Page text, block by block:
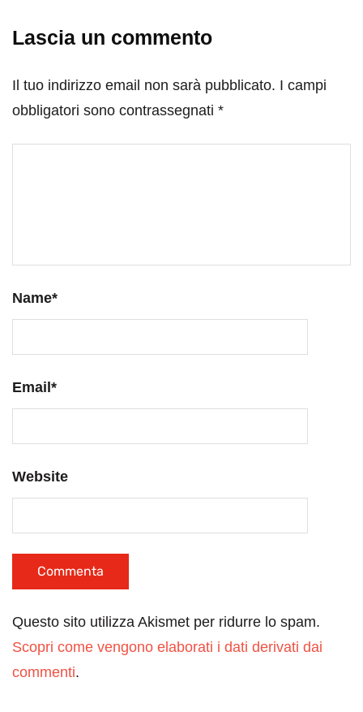
Lascia un commento
Il tuo indirizzo email non sarà pubblicato. I campi
obbligatori sono contrassegnati *
Name*
Email*
Website
Questo sito utilizza Akismet per ridurre lo spam.
Scopri come vengono elaborati i dati derivati dai
commenti.